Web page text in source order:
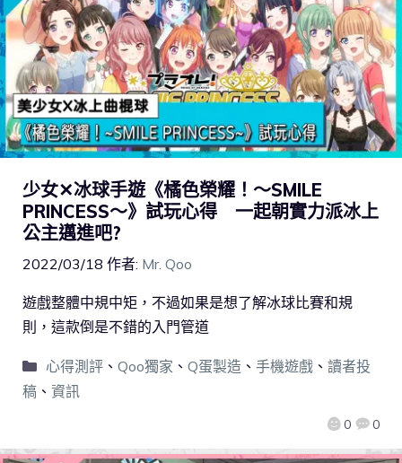
少女✕冰球手遊《橘色榮耀！～SMILE
PRINCESS～》試玩心得 一起朝實力派冰上
公主邁進吧?
2022/03/18 作者: Mr. Qoo
0 0
遊戲整體中規中矩，不過如果是想了解冰球比賽和規
則，這款倒是不錯的入門管道
心得測評、 Qoo獨家 、 Q蛋製造 、 手機遊戲、 讀者投
稿 、 資訊